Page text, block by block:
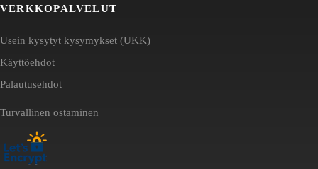
VERKKOPALVELUT
Usein kysytyt kysymykset (UKK)
Käyttöehdot
Palautusehdot
Turvallinen ostaminen